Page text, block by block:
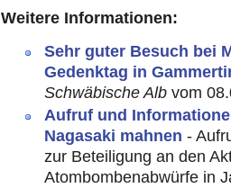
Weitere Informationen:
Sehr guter Besuch bei
Gedenktag in
Schwäbische Alb vom
Aufruf und
Nagasaki mahnen -
zur Beteiligung an den
Atombombenabwürfe in